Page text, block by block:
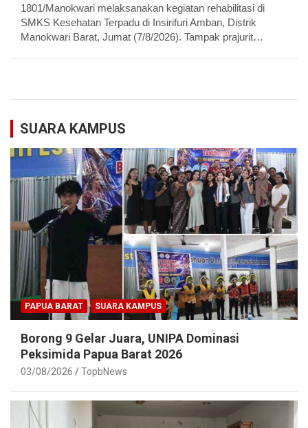
1801/Manokwari melaksanakan kegiatan rehabilitasi di
SMKS Kesehatan Terpadu di Insirifuri Amban, Distrik
Manokwari Barat, Jumat (7/8/2026). Tampak prajurit…
SUARA KAMPUS
PAPUA BARAT SUARA KAMPUS
Borong 9 Gelar Juara, UNIPA Dominasi
Peksimida Papua Barat 2026
03/08/2026 TopbNews